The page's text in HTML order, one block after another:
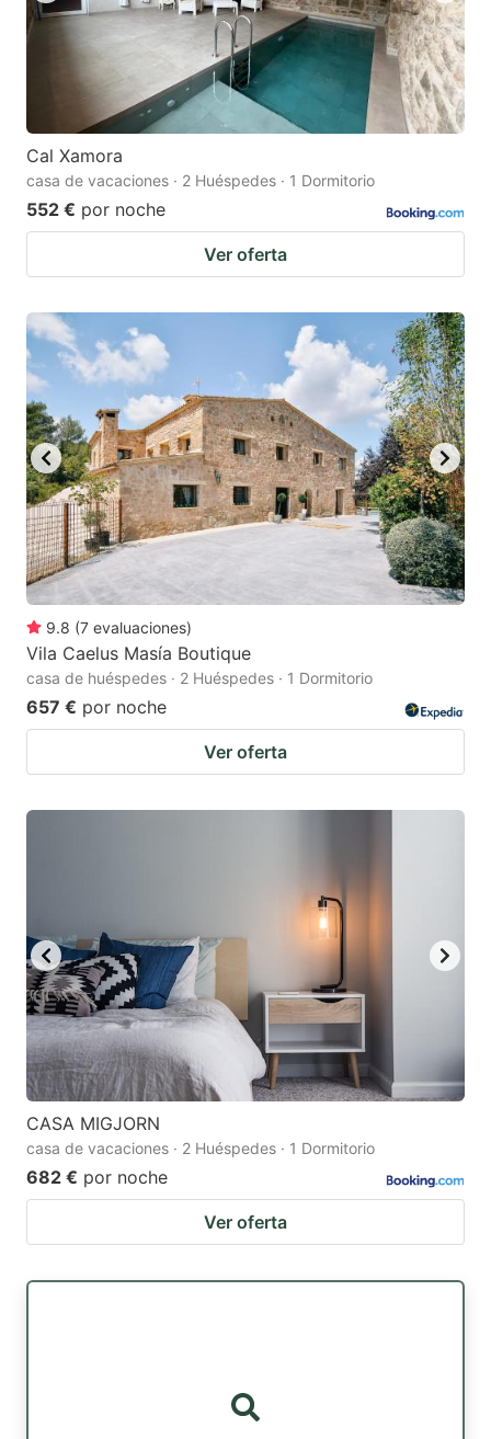
Cal Xamora
casa de vacaciones · 2 Huéspedes · 1 Dormitorio
552 € por noche
Ver oferta
9.8 (7 evaluaciones)
Vila Caelus Masía Boutique
casa de huéspedes · 2 Huéspedes · 1 Dormitorio
657 € por noche
Ver oferta
CASA MIGJORN
casa de vacaciones · 2 Huéspedes · 1 Dormitorio
682 € por noche
Ver oferta